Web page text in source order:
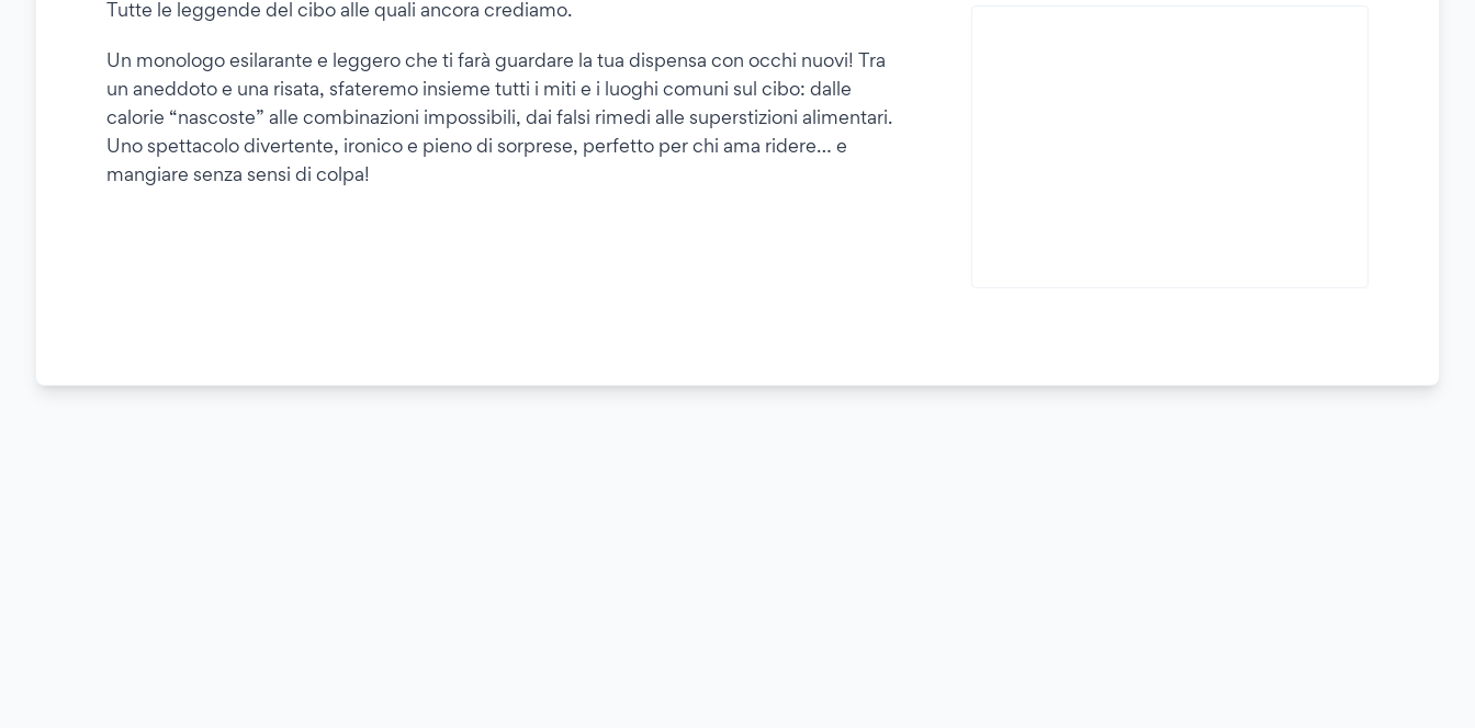
Tutte le leggende del cibo alle quali ancora crediamo.
Un monologo esilarante e leggero che ti farà guardare la tua dispensa con occhi nuovi! Tra
un aneddoto e una risata, sfateremo insieme tutti i miti e i luoghi comuni sul cibo: dalle
calorie “nascoste” alle combinazioni impossibili, dai falsi rimedi alle superstizioni alimentari.
Uno spettacolo divertente, ironico e pieno di sorprese, perfetto per chi ama ridere… e
mangiare senza sensi di colpa!